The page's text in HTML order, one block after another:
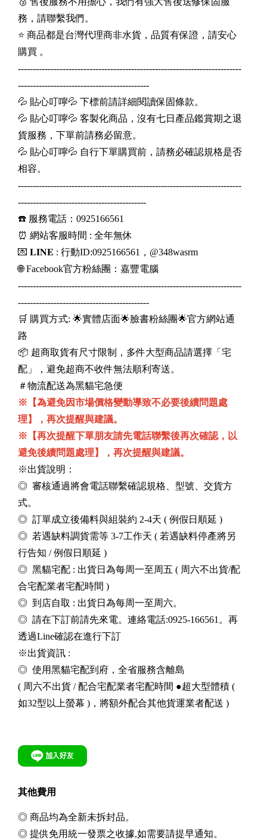
務，請聯繫我們。
⭐️ 商品都是台灣代理商非水貨，品質有保證，請安心
購買 。
---------------------------------------------------------------------------
--------------------------------------------
💦 貼心叮嚀💦 下標前請詳細閱讀保固條款。
💦 貼心叮嚀💦 客製化商品，沒有七日產品鑑賞期之退
貨服務，下單前請務必留意。
💦 貼心叮嚀💦 自行下單購買前，請務必確認規格是否
相容。
---------------------------------------------------------------------------
-------------------------------------------
☎️ 服務電話：0925166561
⏰ 網站客服時間 : 全年無休
💌 𝐋𝐈𝐍𝐄 : 行動ID:0925166561，@348wasrm
🌐 Facebook官方粉絲團：嘉豐電腦
---------------------------------------------------------------------------
--------------------------------------------
🛒 購買方式: 🌟實體店面🌟臉書粉絲團🌟官方網站通
路
📦 超商取貨有尺寸限制，多件大型商品請選擇「宅
配」，避免超商不收件無法順利寄送。
＃物流配送為黑貓宅急便
※【為避免因市場價格變動導致不必要後續問題處
理】，再次提醒與建議。
※【再次提醒下單朋友請先電話聯繫後再次確認，以
避免後續問題處理】，再次提醒與建議。
※出貨說明：
◎ 審核通過將會電話聯繫確認規格、型號、交貨方
式。
◎ 訂單成立後備料與組裝約 2-4天 ( 例假日順延 )
◎ 若遇缺料調貨需等 3-7工作天 ( 若遇缺料停產將另
行告知 / 例假日順延 )
◎ 黑貓宅配 : 出貨日為每周一至周五 ( 周六不出貨/配
合宅配業者宅配時間 )
◎ 到店自取 : 出貨日為每周一至周六。
◎ 請在下訂前請先來電。連絡電話:0925-166561。再
透過Line確認在進行下訂
※出貨資訊 :
◎ 使用黑貓宅配到府，全省服務含離島
( 周六不出貨 / 配合宅配業者宅配時間 ●超大型體積 (
如32型以上螢幕 )，將額外配合其他貨運業者配送 )
其他費用
◎ 商品均為全新未拆封品。
◎ 提供免用統一發票之收據,如需要請提早通知。